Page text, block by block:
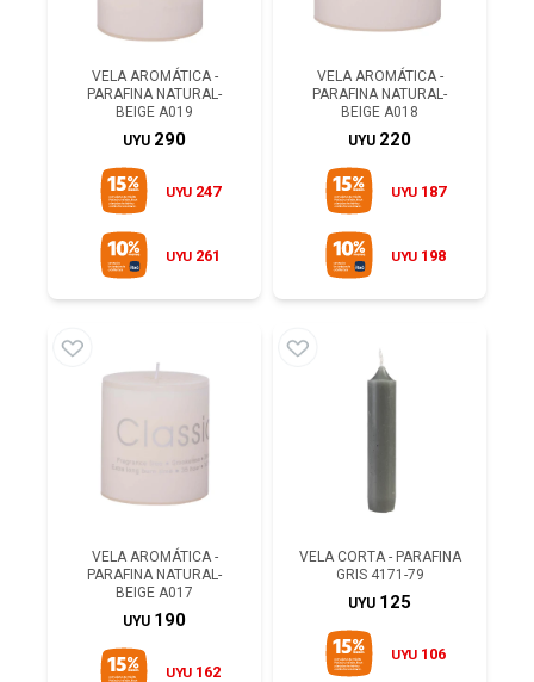
VELA AROMÁTICA -
PARAFINA NATURAL-
BEIGE A019
UYU 290
UYU 247
UYU 261
VELA AROMÁTICA -
PARAFINA NATURAL-
BEIGE A018
UYU 220
UYU 187
UYU 198
VELA AROMÁTICA -
PARAFINA NATURAL-
BEIGE A017
UYU 190
UYU 162
VELA CORTA - PARAFINA
GRIS 4171-79
UYU 125
UYU 106